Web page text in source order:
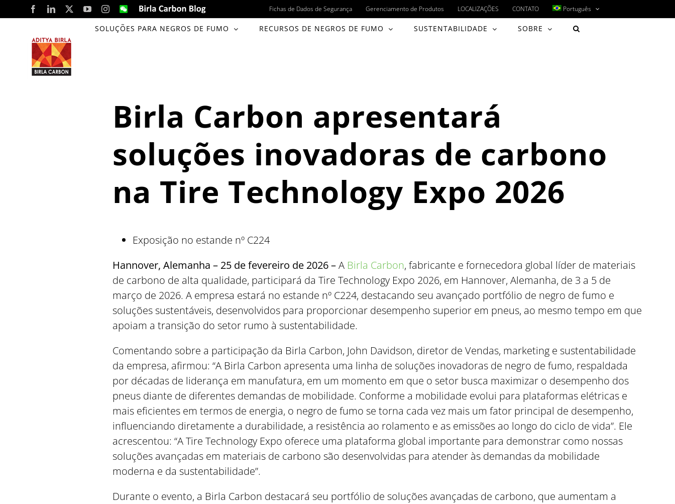
to
content
FacebookLinkedIn YouTubeInstagram
WeChatBirla
Carbon
Blog
Fichas de Dados de Segurança Gerenciamento de Produtos LOCALIZAÇÕES CONTATO Português
SOLUÇÕES PARA NEGROS DE FUMO RECURSOS DE NEGROS DE FUMO SUSTENTABILIDADE SOBRE
Birla Carbon apresentará
soluções inovadoras de carbono
na Tire Technology Expo 2026
Exposição no estande nº C224
Hannover, Alemanha – 25 de fevereiro de 2026 –A Birla Carbon, fabricante e fornecedora global líder de materiais
de carbono de alta qualidade, participará da Tire Technology Expo 2026, em Hannover, Alemanha, de 3 a 5 de
março de 2026. A empresa estará no estande nº C224, destacando seu avançado portfólio de negro de fumo e
soluções sustentáveis, desenvolvidos para proporcionar desempenho superior em pneus, ao mesmo tempo em que
apoiam a transição do setor rumo à sustentabilidade.
Comentando sobre a participação da Birla Carbon, John Davidson, diretor de Vendas, marketing e sustentabilidade
da empresa, afirmou: “A Birla Carbon apresenta uma linha de soluções inovadoras de negro de fumo, respaldada
por décadas de liderança em manufatura, em um momento em que o setor busca maximizar o desempenho dos
pneus diante de diferentes demandas de mobilidade. Conforme a mobilidade evolui para plataformas elétricas e
mais eficientes em termos de energia, o negro de fumo se torna cada vez mais um fator principal de desempenho,
influenciando diretamente a durabilidade, a resistência ao rolamento e as emissões ao longo do ciclo de vida”. Ele
acrescentou: “A Tire Technology Expo oferece uma plataforma global importante para demonstrar como nossas
soluções avançadas em materiais de carbono são desenvolvidas para atender às demandas da mobilidade
moderna e da sustentabilidade”.
Durante o evento, a Birla Carbon destacará seu portfólio de soluções avançadas de carbono, que aumentam a